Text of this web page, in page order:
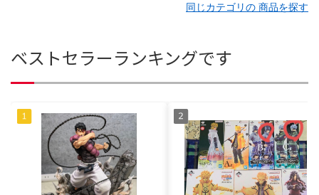
同じカテゴリの 商品を探す
ベストセラーランキングです